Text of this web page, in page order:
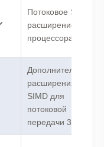
Потоковое SIMD-
расширение
процессора 3.
Дополнительные
расширения
SIMD для
потоковой
передачи 3.